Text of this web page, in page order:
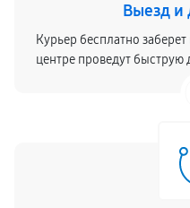
Выезд и
Курьер бесплатно
центре проведут быструю